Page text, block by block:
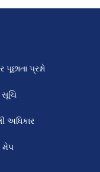
પૂછાતા પ્રશ્નો
સૂચિ
અધિકાર
મેપ